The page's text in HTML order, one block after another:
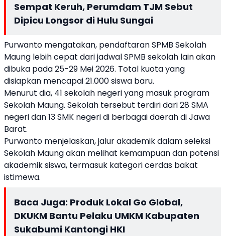
Sempat Keruh, Perumdam TJM Sebut
Dipicu Longsor di Hulu Sungai
Purwanto mengatakan, pendaftaran SPMB Sekolah
Maung lebih cepat dari jadwal SPMB sekolah lain akan
dibuka pada 25-29 Mei 2026. Total kuota yang
disiapkan mencapai 21.000 siswa baru.
Menurut dia, 41 sekolah negeri yang masuk program
Sekolah Maung. Sekolah tersebut terdiri dari 28 SMA
negeri dan 13 SMK negeri di berbagai daerah di Jawa
Barat.
Purwanto menjelaskan, jalur akademik dalam seleksi
Sekolah Maung akan melihat kemampuan dan potensi
akademik siswa, termasuk kategori cerdas bakat
istimewa.
Baca Juga: Produk Lokal Go Global,
DKUKM Bantu Pelaku UMKM Kabupaten
Sukabumi Kantongi HKI